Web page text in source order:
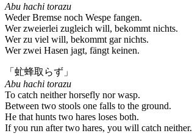
Abu hachi torazu
Weder Bremse noch Wespe fangen.
Wer zweierlei zugleich will, bekommt nichts.
Wer zu viel will, bekommt gar nichts.
Wer zwei Hasen jagt, fängt keinen.
「虻蜂取らず」
Abu hachi torazu
To catch neither horsefly nor wasp.
Between two stools one falls to the ground.
He that hunts two hares loses both.
If you run after two hares, you will catch neither.